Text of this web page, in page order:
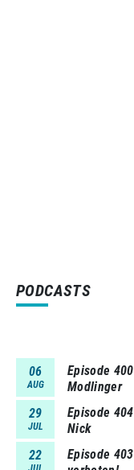
PODCASTS
06
AUG
Episode 400
Modlinger
29
JUL
Episode 404
Nick
22
Episode 403